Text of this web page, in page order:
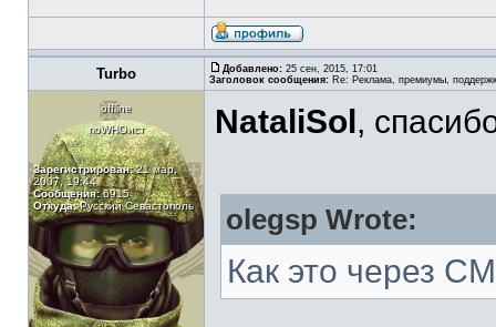
Turbo Добавлено: 25 сен, 2015, 17:01
Заголовок сообщения: Re: Реклама, премиумы,
offline
поWHOист
Зарегистрирован:21 мар,
2007, 19:44
Сообщения:6915
Откуда:Русский Севастополь
NataliSol,
olegsp Wrote:
Как это через